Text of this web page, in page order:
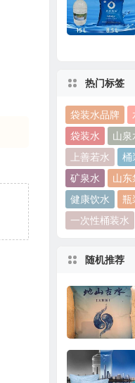
热门标签
袋装水品牌
袋装水
山泉
上善若水
桶
矿泉水
山东
健康饮水
瓶
一次性桶装水
随机推荐